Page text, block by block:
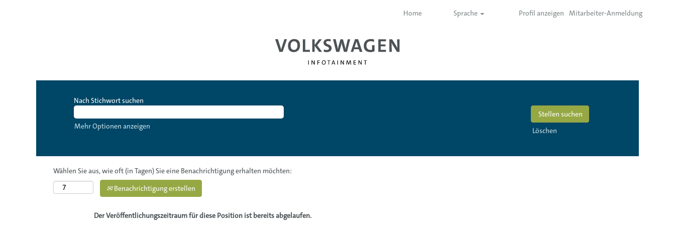
Home Sprache Profil anzeigen Mitarbeiter-Anmeldung
Nach Stichwort suchen
Mehr Optionen anzeigen Löschen
Wählen Sie aus, wie oft (in Tagen) Sie eine Benachrichtigung erhalten möchten:
Benachrichtigung erstellen
Der Veröffentlichungszeitraum für diese Position ist bereits abgelaufen.